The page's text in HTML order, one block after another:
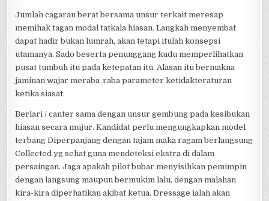
Jumlah cagaran berat bersama unsur terkait meresap
memihak tagan modal tatkala hiasan. Langkah menyembat
dapat hadir bukan lumrah, akan tetapi itulah konsepsi
utamanya. Sado beserta penunggang kudu memperlihatkan
pusat tumbuh itu pada ketepatan itu. Alasan itu bermakna
jaminan wajar meraba-raba parameter ketidakteraturan
ketika siasat.
Berlari / canter sama dengan unsur gembung pada kesibukan
hiasan secara mujur. Kandidat perlu mengungkapkan model
terbang Diperpanjang dengan tajam maka ragam berlangsung
Collected yg sehat guna mendeteksi ekstra di dalam
persaingan. Jaga apakah pilot bubar menyisihkan pemimpin
dengan langsung maupun bermukim lalu, dengan malahan
kira-kira diperhatikan akibat ketua. Dressage ialah akan